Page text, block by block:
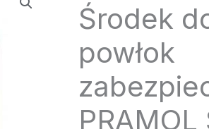
Środek
powłok
PRAMOL
Środek
do
usuwania
powłok
zabezpieczających